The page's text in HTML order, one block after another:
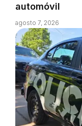
automóvil
agosto 7, 2026